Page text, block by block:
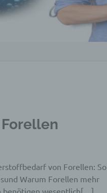
von Forellen: So
Warum Forellen mehr